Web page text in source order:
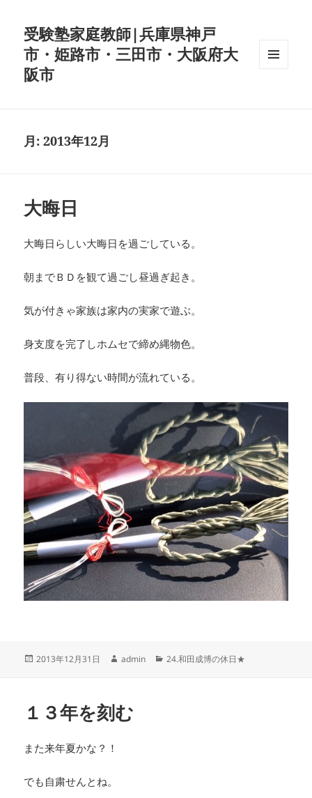
受験塾家庭教師|兵庫県神戸
市・姫路市・三田市・大阪府大
阪市
月:2013年12月
大晦日
大晦日らしい大晦日を過ごしている。
朝までＢＤを観て過ごし昼過ぎ起き。
気が付きゃ家族は家内の実家で遊ぶ。
身支度を完了しホムセで締め縄物色。
普段、有り得ない時間が流れている。
投
2013年12月31日
作
admin
カ
24.和田成博の休日★
１３年を刻む
また来年夏かな？！
でも自粛せんとね。